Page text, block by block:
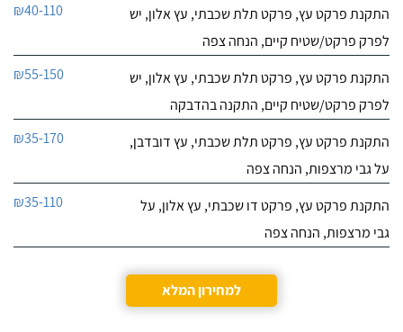
התקנת פרקט עץ, פרקט תלת שכבתי, עץ אלון, יש
לפרק פרקט/שטיח קיים, הנחה צפה
₪40-110
התקנת פרקט עץ, פרקט תלת שכבתי, עץ אלון, יש
לפרק פרקט/שטיח קיים, התקנה בהדבקה
₪55-150
התקנת פרקט עץ, פרקט תלת שכבתי, עץ דובדבן,
על גבי מרצפות, הנחה צפה
₪35-170
התקנת פרקט עץ, פרקט דו שכבתי, עץ אלון, על
גבי מרצפות, הנחה צפה
₪35-110
למחירון המלא